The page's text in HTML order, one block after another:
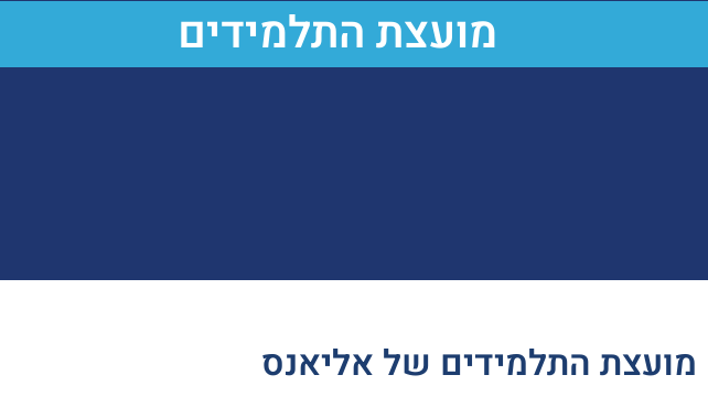
מועצת התלמידים
מועצת התלמידים של אליאנס